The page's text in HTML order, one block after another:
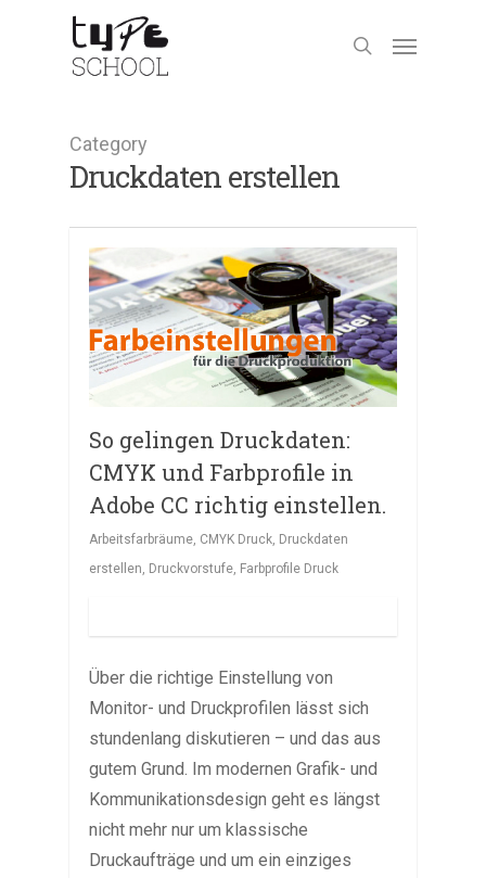
Category
Druckdaten erstellen
So gelingen Druckdaten:
CMYK und Farbprofile in
Adobe CC richtig einstellen.
Arbeitsfarbräume CMYK Druck Druckdaten
erstellen Druckvorstufe Farbprofile Druck
Über die richtige Einstellung von
Monitor- und Druckprofilen lässt sich
stundenlang diskutieren – und das aus
gutem Grund. Im modernen Grafik- und
Kommunikationsdesign geht es längst
nicht mehr nur um klassische
Druckaufträge und um ein einziges